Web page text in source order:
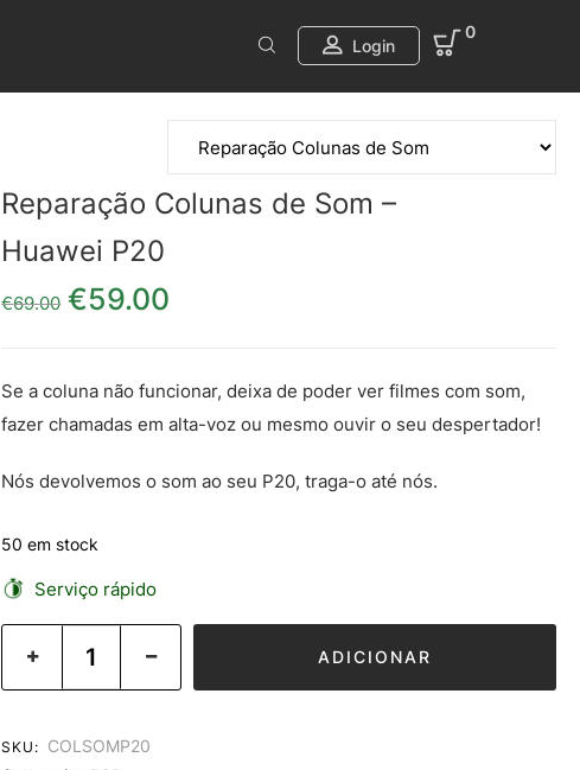
Login
0
Reparação Colunas de Som –
Huawei P20
€69.00 O preço original era: €69.00.
€59.00
Se a coluna não funcionar, deixa de poder ver filmes com som,
fazer chamadas em alta-voz ou mesmo ouvir o seu despertador!
Nós devolvemos o som ao seu P20, traga-o até nós.
50 em stock
Serviço rápido
ADICIONAR
SKU: COLSOMP20